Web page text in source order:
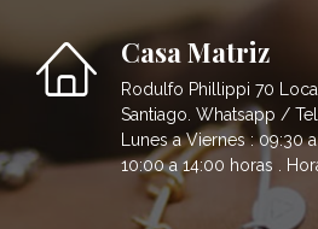
Casa Matriz
Rodulfo Phillippi 70
Santiago. Whatsapp /
Lunes a Viernes : 09:30
10:00 a 14:00 horas .